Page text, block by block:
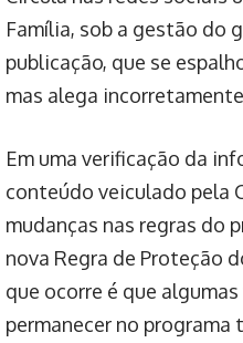
Família, sob a gestão do
publicação, que se
mas alega
Em uma verificação da
conteúdo veiculado pela
mudanças nas regras do
nova Regra de Proteção
que ocorre é que
permanecer no